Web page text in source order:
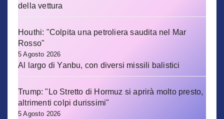
della vettura
Houthi: "Colpita una petroliera saudita nel Mar
Rosso"
5 Agosto 2026
Al largo di Yanbu, con diversi missili balistici
Trump: "Lo Stretto di Hormuz si aprirà molto presto,
altrimenti colpi durissimi"
5 Agosto 2026